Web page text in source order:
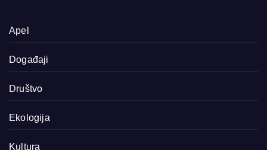
Apel
Događaji
Društvo
Ekologija
Kultura